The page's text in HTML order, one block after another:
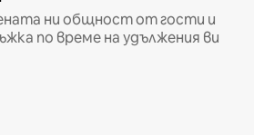
ни общност от гости и
по време на удължения ви